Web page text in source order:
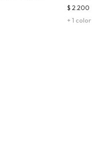
+ 1 color
$ 2.200